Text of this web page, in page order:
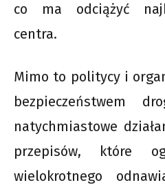
co ma odciążyć
centra.
Mimo to politycy i
bezpieczeństwem
natychmiastowe
przepisów, które
wielokrotnego